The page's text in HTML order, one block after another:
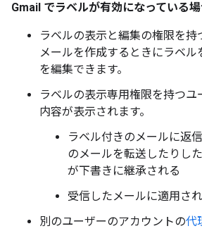
Gmail でラベルが有効になっている
ラベルの表示と編集の権限を持
メールを作成するときにラベ
を編集できます。
ラベルの表示専用権限を持つユ
内容が表示されます。
ラベル付きのメールに返
のメールを転送したりし
が下書きに継承される
受信したメールに適用さ
別のユーザーのアカウントの代